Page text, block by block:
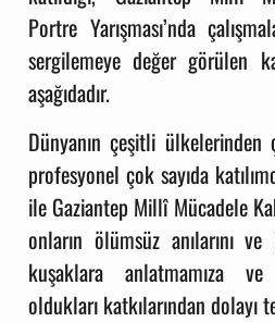
Portre Yarışması’nda
sergilemeye değer görülen
aşağıdadır.
Dünyanın çeşitli
profesyonel çok sayıda
ile Gaziantep Millî Mücadele
onların ölümsüz anılarını ve
kuşaklara anlatmamıza
oldukları katkılarından dolayı